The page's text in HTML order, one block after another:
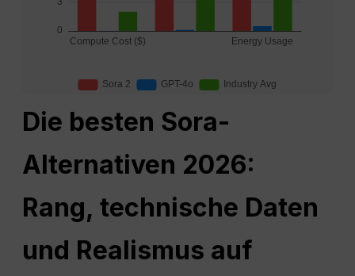
Die besten Sora-
Alternativen 2026:
Rang, technische Daten
und Realismus auf